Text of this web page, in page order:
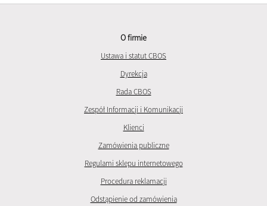
O firmie
Ustawa i statut CBOS
Dyrekcja
Rada CBOS
Zespół Informacji i Komunikacji
Klienci
Zamówienia publiczne
Regulami sklepu internetowego
Procedura reklamacji
Odstąpienie od zamówienia